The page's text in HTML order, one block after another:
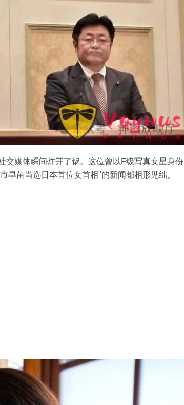
交媒体瞬间炸开了锅。这位曾以F级写真女星身份
早苗当选日本首位女首相"的新闻都相形见绌。